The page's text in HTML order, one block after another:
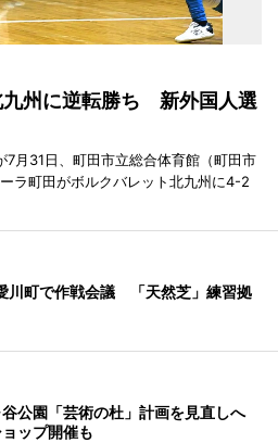
九州に逆転勝ち 新外国人選
7月31日、町田市立総合体育館（町田市
ラ町田がボルクバレット北九州に4-2
川町で作戦会議 「天然芝」練習拠
公園「芸術の杜」計画を見直しへ
ップ開催も